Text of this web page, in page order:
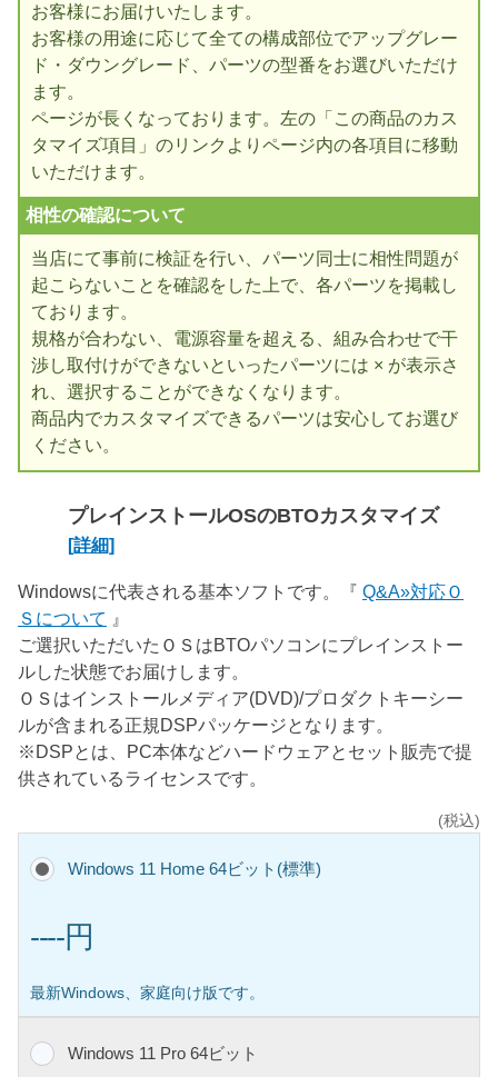
お客様にお届けいたします。
お客様の用途に応じて全ての構成部位でアップグレー
ド・ダウングレード、パーツの型番をお選びいただけ
ます。
ページが長くなっております。左の「この商品のカス
タマイズ項目」のリンクよりページ内の各項目に移動
いただけます。
相性の確認について
当店にて事前に検証を行い、パーツ同士に相性問題が
起こらないことを確認をした上で、各パーツを掲載し
ております。
規格が合わない、電源容量を超える、組み合わせで干
渉し取付けができないといったパーツには × が表示さ
れ、選択することができなくなります。
商品内でカスタマイズできるパーツは安心してお選び
ください。
プレインストールOSのBTOカスタマイズ
[詳細]
Windowsに代表される基本ソフトです。『 Q&A»対応Ｏ
Ｓについて 』
ご選択いただいたＯＳはBTOパソコンにプレインストー
ルした状態でお届けします。
ＯＳはインストールメディア(DVD)/プロダクトキーシー
ルが含まれる正規DSPパッケージとなります。
※DSPとは、PC本体などハードウェアとセット販売で提
供されているライセンスです。
(税込)
Windows 11 Home 64ビット(標準)
----円
最新Windows、家庭向け版です。
Windows 11 Pro 64ビット